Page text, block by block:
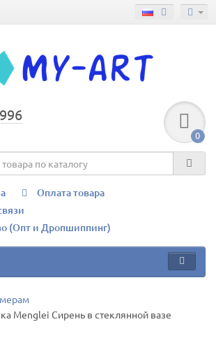
0
Оплата товара
(Опт и Дропшиппинг)
Menglei Сирень в стеклянной вазе